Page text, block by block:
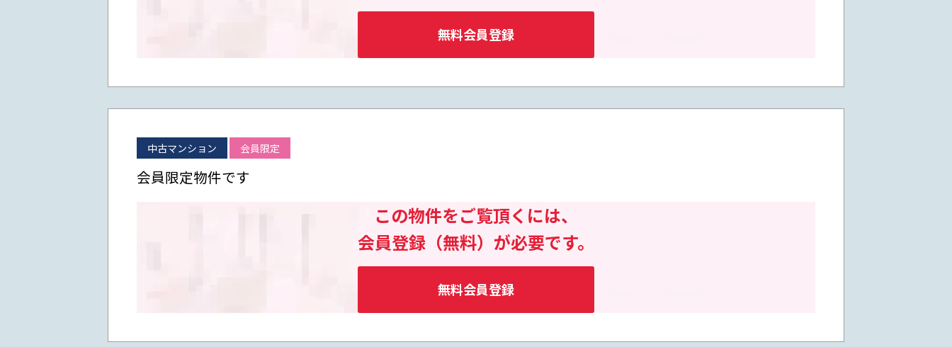
無料会員登録
中古マンション 会員限定
会員限定物件です
この物件をご覧頂くには、
会員登録（無料）が必要です。
無料会員登録